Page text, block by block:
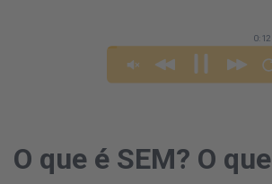
0:13
O que é SEM? O que